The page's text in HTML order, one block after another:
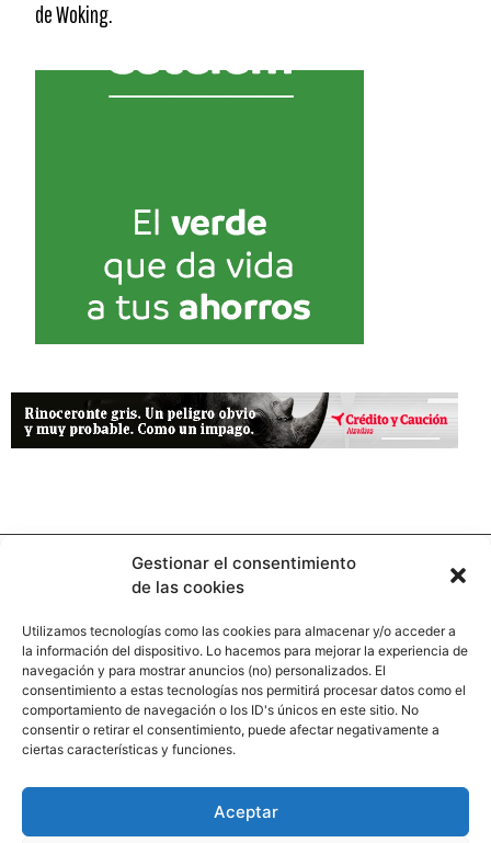
Gestionar el consentimiento
de las cookies
Utilizamos tecnologías como las cookies para almacenar y/o acceder a
la información del dispositivo. Lo hacemos para mejorar la experiencia de
navegación y para mostrar anuncios (no) personalizados. El
consentimiento a estas tecnologías nos permitirá procesar datos como el
comportamiento de navegación o los ID's únicos en este sitio. No
consentir o retirar el consentimiento, puede afectar negativamente a
ciertas características y funciones.
Aceptar
de Woking.
Contacto
Calle Pinar, 5, 28006 Madrid
+34 91 745 58 38
Paginas legales